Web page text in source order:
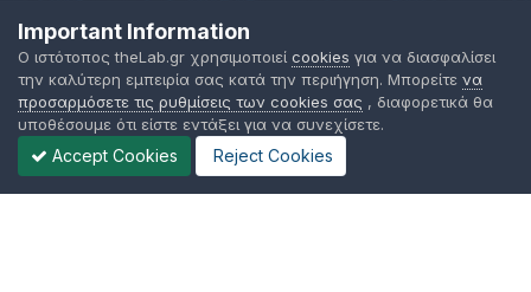
Important Information
Ο ιστότοπος theLab.gr χρησιμοποιεί cookies για να διασφαλίσει
την καλύτερη εμπειρία σας κατά την περιήγηση. Μπορείτε να
προσαρμόσετε τις ρυθμίσεις των cookies σας , διαφορετικά θα
υποθέσουμε ότι είστε εντάξει για να συνεχίσετε.
Accept Cookies Reject Cookies